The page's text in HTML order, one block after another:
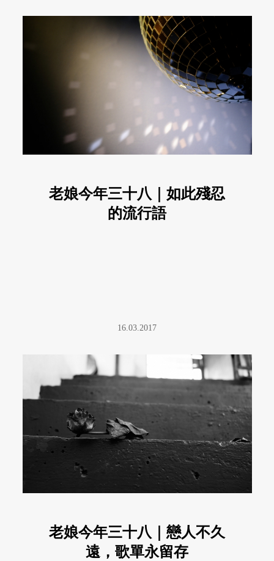
老娘今年三十八｜如此殘忍
的流行語
16.03.2017
老娘今年三十八｜戀人不久
遠，歌單永留存